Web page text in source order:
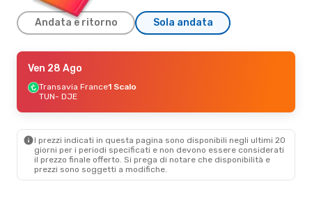
Andata e ritorno Sola andata
Sab 12 Set- Dom 13 Set
Transavia France1 Scalo
TUN- DJE
DJE- TUN
Ven 28 Ago
Transavia France1 Scalo
TUN- DJE
I prezzi indicati in questa pagina sono disponibili negli ultimi 20
giorni per i periodi specificati e non devono essere considerati
il ​​prezzo finale offerto. Si prega di notare che disponibilità e
prezzi sono soggetti a modifiche.